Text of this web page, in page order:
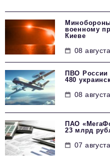
военному
Киеве
08
ПВО России
480
08
ПАО
23 млрд
07